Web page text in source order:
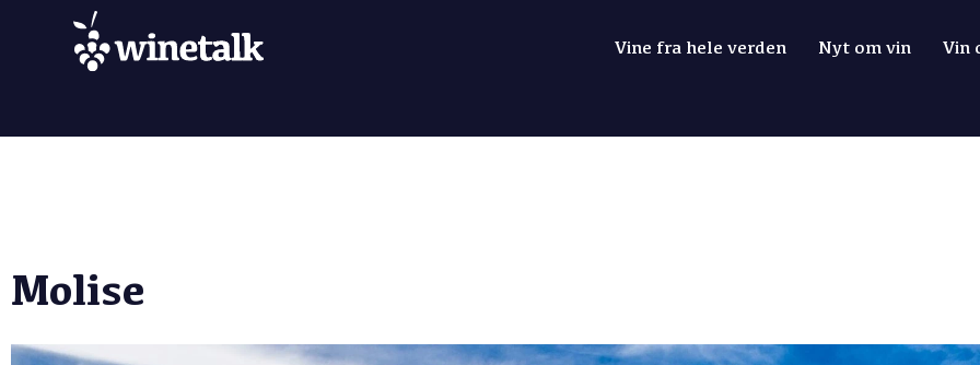
Vine fra hele verden Nyt om vin Vin
Molise